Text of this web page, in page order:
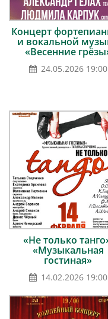
Концерт
и вокальной
«Весенние
24.05.2026 19:00
«Не только
«Музыкальная
гостиная»
14.02.2026 19:00